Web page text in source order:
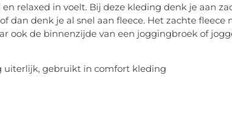
relaxed in voelt. Bij deze kleding denk je aan
dan denk je al snel aan fleece. Het zachte fleece
ook de binnenzijde van een joggingbroek of